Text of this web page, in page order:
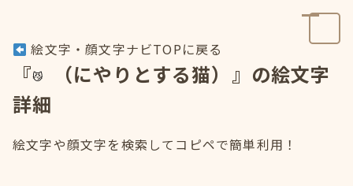
絵文字・顔文字ナビTOPに戻る
『
（にやりとする猫）』の絵文字
詳細
絵文字や顔文字を検索してコピペで簡単利用！